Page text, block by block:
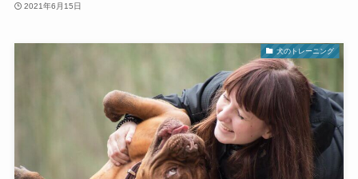
2021年6月15日
犬のトレーニング